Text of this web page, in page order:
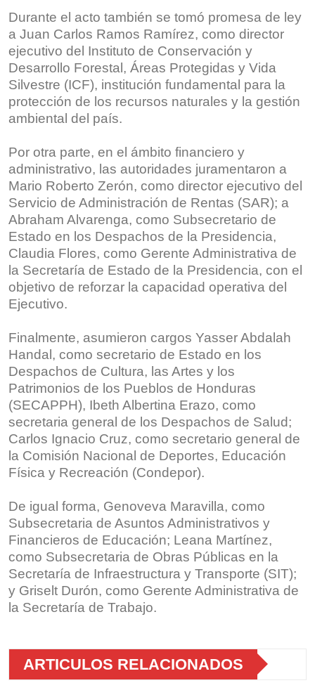
Durante el acto también se tomó promesa de ley
a Juan Carlos Ramos Ramírez, como director
ejecutivo del Instituto de Conservación y
Desarrollo Forestal, Áreas Protegidas y Vida
Silvestre (ICF), institución fundamental para la
protección de los recursos naturales y la gestión
ambiental del país.
Por otra parte, en el ámbito financiero y
administrativo, las autoridades juramentaron a
Mario Roberto Zerón, como director ejecutivo del
Servicio de Administración de Rentas (SAR); a
Abraham Alvarenga, como Subsecretario de
Estado en los Despachos de la Presidencia,
Claudia Flores, como Gerente Administrativa de
la Secretaría de Estado de la Presidencia, con el
objetivo de reforzar la capacidad operativa del
Ejecutivo.
Finalmente, asumieron cargos Yasser Abdalah
Handal, como secretario de Estado en los
Despachos de Cultura, las Artes y los
Patrimonios de los Pueblos de Honduras
(SECAPPH), Ibeth Albertina Erazo, como
secretaria general de los Despachos de Salud;
Carlos Ignacio Cruz, como secretario general de
la Comisión Nacional de Deportes, Educación
Física y Recreación (Condepor).
De igual forma, Genoveva Maravilla, como
Subsecretaria de Asuntos Administrativos y
Financieros de Educación; Leana Martínez,
como Subsecretaria de Obras Públicas en la
Secretaría de Infraestructura y Transporte (SIT);
y Griselt Durón, como Gerente Administrativa de
la Secretaría de Trabajo.
ARTICULOS RELACIONADOS